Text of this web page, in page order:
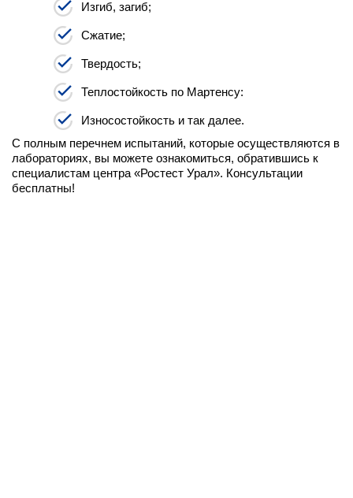
Изгиб, загиб;
Сжатие;
Твердость;
Теплостойкость по Мартенсу:
Износостойкость и так далее.
С полным перечнем испытаний, которые осуществляются в
лабораториях, вы можете ознакомиться, обратившись к
специалистам центра «Ростест Урал». Консультации
бесплатны!